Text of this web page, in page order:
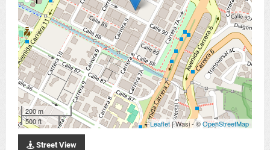
200 m
500 ft
Leaflet| Wasi - ©OpenStreetMap
Street View